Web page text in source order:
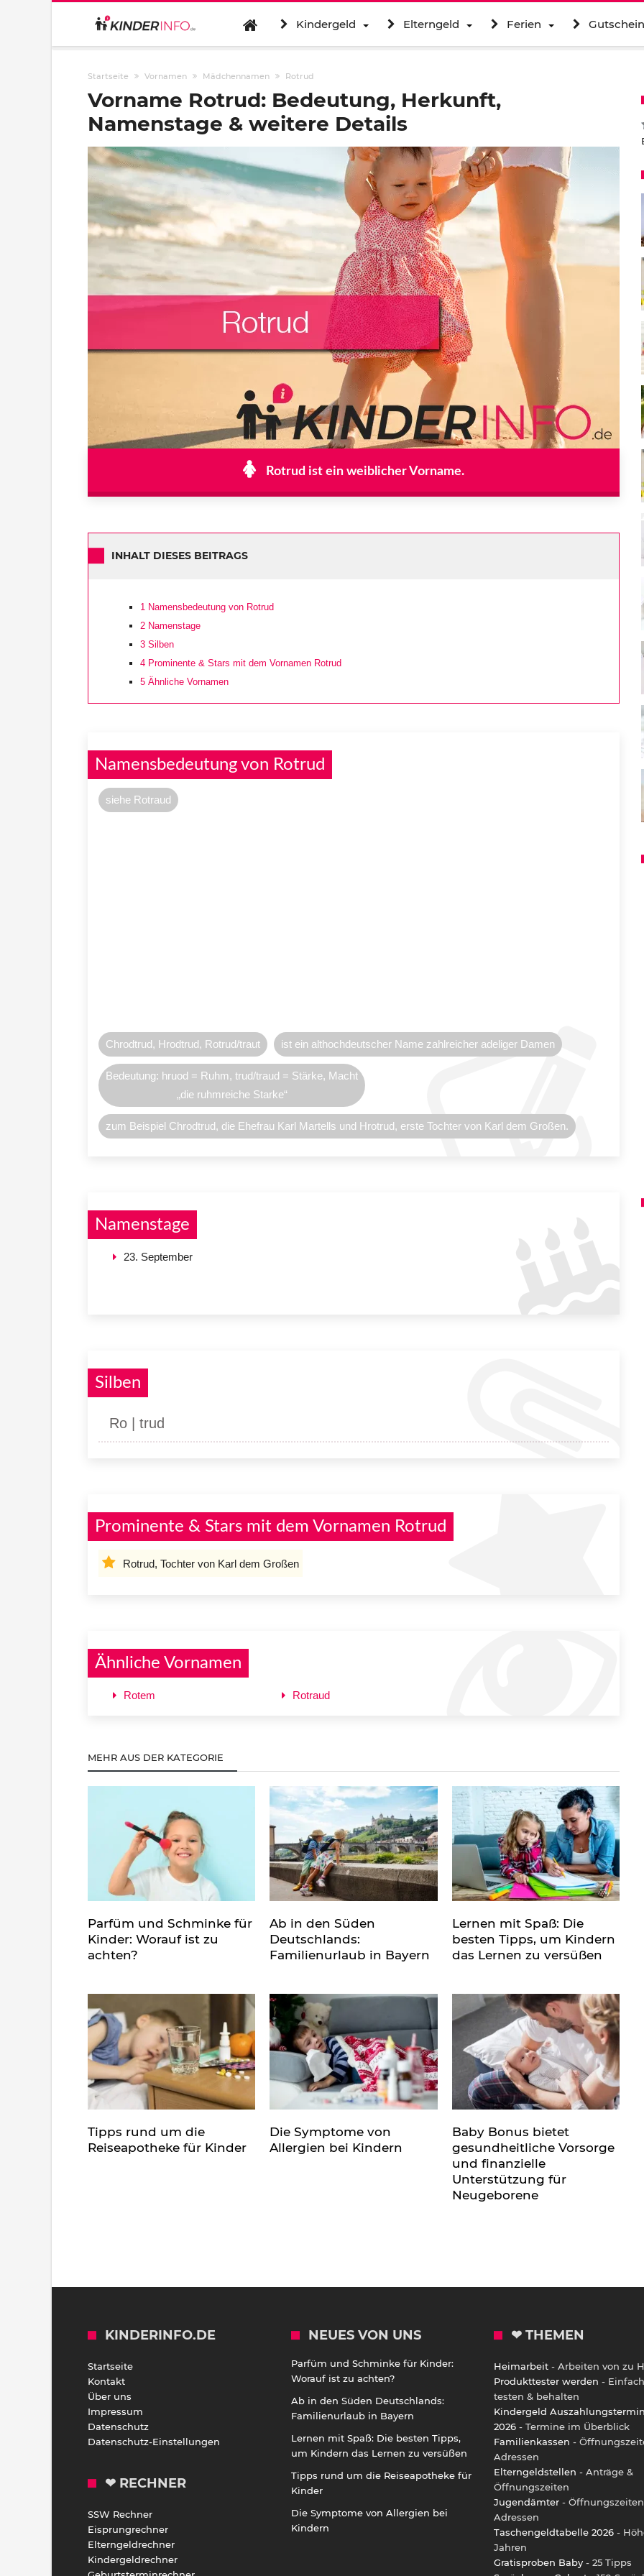
Kindergeld Elterngeld Ferien
Startseite Vornamen Mädchennamen Rotrud
Vorname Rotrud: Bedeutung, Herkunft,
Namenstage & weitere Details
Rotrud ist ein weiblicher Vorname.
INHALT DIESES BEITRAGS
1 Namensbedeutung von Rotrud
2 Namenstage
3 Silben
4 Prominente & Stars mit dem Vornamen Rotrud
5 Ähnliche Vornamen
Namensbedeutung von Rotrud
siehe Rotraud
Chrodtrud, Hrodtrud, Rotrud/traut ist ein althochdeutscher Name zahlreicher adeliger Damen
Bedeutung: hruod = Ruhm, trud/traud = Stärke, Macht
„die ruhmreiche Starke“
zum Beispiel Chrodtrud, die Ehefrau Karl Martells und Hrotrud, erste Tochter von Karl dem Großen.
Namenstage
23. September
Silben
Ro | trud
Prominente & Stars mit dem Vornamen Rotrud
Rotrud, Tochter von Karl dem Großen
Ähnliche Vornamen
Rotem Rotraud
MEHR AUS DER KATEGORIE
Parfüm und Schminke für
Kinder: Worauf ist zu
achten?
Ab in den Süden
Deutschlands:
Familienurlaub in Bayern
Lernen mit Spaß: Die
besten Tipps, um Kindern
das Lernen zu versüßen
Tipps rund um die
Reiseapotheke für Kinder
Die Symptome von
Allergien bei Kindern
Baby Bonus bietet
gesundheitliche Vorsorge
und finanzielle
Unterstützung für
Neugeborene
KINDERINFO.DE
Startseite
Kontakt
Über uns
Impressum
Datenschutz
Datenschutz-Einstellungen
❤ RECHNER
SSW Rechner
Eisprungrechner
Elterngeldrechner
Kindergeldrechner
NEUES VON UNS
Parfüm und Schminke für Kinder:
Worauf ist zu achten?
Ab in den Süden Deutschlands:
Familienurlaub in Bayern
Lernen mit Spaß: Die besten Tipps,
um Kindern das Lernen zu versüßen
Tipps rund um die Reiseapotheke für
Kinder
Die Symptome von Allergien bei
Kindern
❤ THEMEN
Heimarbeit - Arbeiten von zu
Produkttester werden - Einfach
testen & behalten
Kindergeld
2026 - Termine im Überblick
Familienkassen -
Adressen
Elterngeldstellen - Anträge &
Öffnungszeiten
Jugendämter -
Adressen
Taschengeldtabelle 2026 -
Jahren
Gratisproben Baby - 25 Tipps